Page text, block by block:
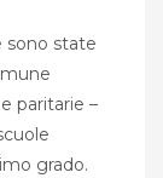
sono state
paritarie –
grado.